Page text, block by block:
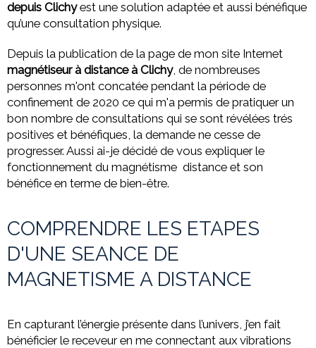
depuis Clichyest une solution adaptée et aussi bénéfique
qu’une consultation physique.
Depuis la publication de la page de mon site Internet
magnétiseur à distance à Clichy, de nombreuses
personnes m'ont concatée pendant la période de
confinement de 2020 ce qui m'a permis de pratiquer un
bon nombre de consultations qui se sont révélées trés
positives et bénéfiques, la demande ne cesse de
progresser. Aussi ai-je décidé de vous expliquer le
fonctionnement du magnétisme distance et son
bénéfice en terme de bien-être.
COMPRENDRE LES ETAPES
D'UNE SEANCE DE
MAGNETISME A DISTANCE
En capturant l’énergie présente dans l’univers, j’en fait
bénéficier le receveur en me connectant aux vibrations